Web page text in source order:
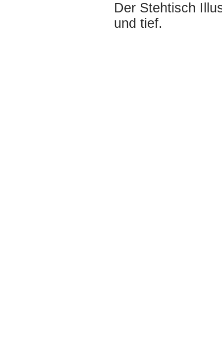
Der Stehtisch
und tief.